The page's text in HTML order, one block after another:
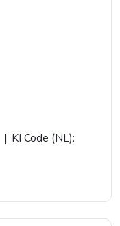
| KI Code (NL):